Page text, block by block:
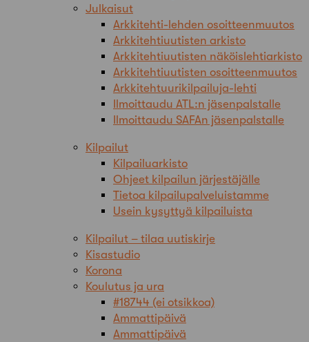
Julkaisut
Arkkitehti-lehden osoitteenmuutos
Arkkitehtiuutisten arkisto
Arkkitehtiuutisten näköislehtiarkisto
Arkkitehtiuutisten osoitteenmuutos
Arkkitehtuurikilpailuja-lehti
Ilmoittaudu ATL:n jäsenpalstalle
Ilmoittaudu SAFAn jäsenpalstalle
Kilpailut
Kilpailuarkisto
Ohjeet kilpailun järjestäjälle
Tietoa kilpailupalveluistamme
Usein kysyttyä kilpailuista
Kilpailut – tilaa uutiskirje
Kisastudio
Korona
Koulutus ja ura
#18744 (ei otsikkoa)
Ammattipäivä
Ammattipäivä